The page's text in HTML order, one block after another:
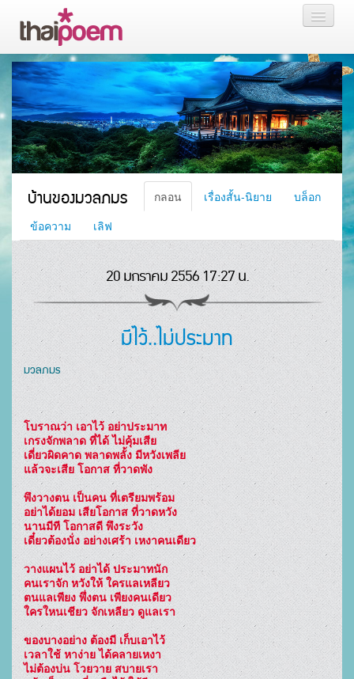
หน้าแรก
กลอน
เรื่องสั้น นิยาย
บล็อก
สมาชิก
หน้าส่วนตัว
บ้านของมวลภมร กลอน เรื่องสั้น-นิยาย
บล็อก
ข้อความ
เลิฟ
20 มกราคม 2556 17:27 น.
มีไว้..ไม่ประมาท
มวลภมร
โบราณว่า เอาไว้ อย่าประมาท
เกรงจักพลาด ที่ได้ ไม่คุ้มเสีย
เดี่ยวผิดคาด พลาดพลั้ง มีหวังเพลีย
แล้วจะเสีย โอกาส ที่วาดพัง
พึงวางตน เป็นคน ที่เตรียมพร้อม
อย่าได้ยอม เสียโอกาส ที่วาดหวัง
นานมีที โอกาสดี พึงระวัง
เดี๋ยวต้องนั่ง อย่างเศร้า เหงาคนเดียว
วางแผนไว้ อย่าได้ ประมาทนัก
คนเราจัก หวังให้ ใครแลเหลียว
ตนแลเพียง พึ่งตน เพียงคนเดียว
ใครใหนเชียว จักเหลียว ดูแลเรา
ของบางอย่าง ต้องมี เก็บเอาไว้
เวลาใช้ หาง่าย ได้คลายเหงา
ไม่ต้องบ่น โวยวาย สบายเรา